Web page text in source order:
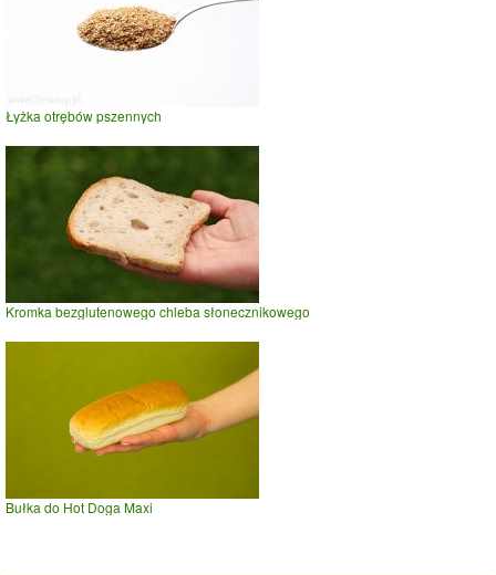
Łyżka otrębów pszennych
Kromka bezglutenowego chleba słonecznikowego
Bułka do Hot Doga Maxi